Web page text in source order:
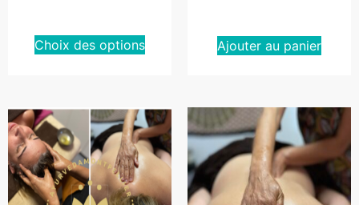
Choix des options Ajouter au panier